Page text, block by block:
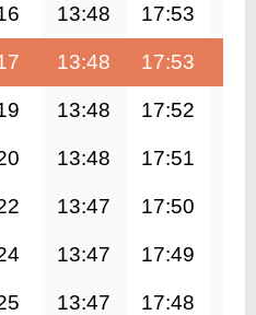
13:48 17:53
13:48 17:53
13:48 17:52
13:48 17:51
13:47 17:50
13:47 17:49
13:47 17:48